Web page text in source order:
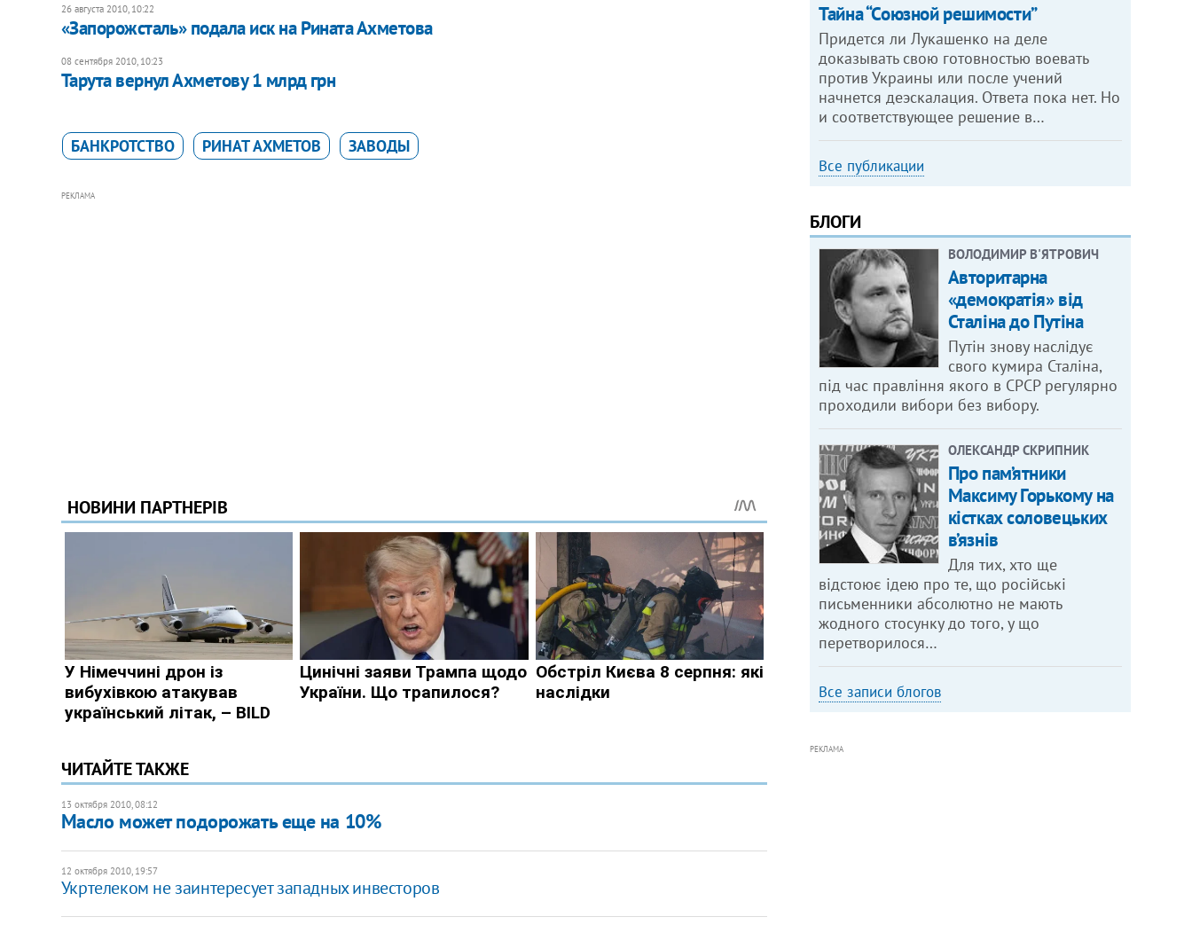
26 августа 2010, 10:22
«Запорожсталь» подала иск на Рината Ахметова
08 сентября 2010, 10:23
Тарута вернул Ахметову 1 млрд грн
БАНКРОТСТВО РИНАТ АХМЕТОВ ЗАВОДЫ
РЕКЛАМА
ЧИТАЙТЕ ТАКЖЕ
13 октября 2010, 08:12
Масло может подорожать еще на 10%
12 октября 2010, 19:57
Укртелеком не заинтересует западных инвесторов
Тайна “Союзной решимости”
Придется ли Лукашенко на деле
доказывать свою готовностью воевать
против Украины или после учений
начнется деэскалация. Ответа пока нет. Но
и соответствующее решение в…
Все публикации
БЛОГИ
ВОЛОДИМИР В'ЯТРОВИЧ
Авторитарна
«демократія» від
Сталіна до Путіна
Путін знову наслідує
свого кумира Сталіна,
під час правління якого в СРСР регулярно
проходили вибори без вибору.
ОЛЕКСАНДР СКРИПНИК
Про пам’ятники
Максиму Горькому на
кістках соловецьких
в’язнів
Для тих, хто ще
відстоює ідею про те, що російські
письменники абсолютно не мають
жодного стосунку до того, у що
перетворилося…
Все записи блогов
РЕКЛАМА